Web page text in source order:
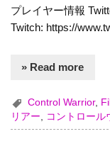
プレイヤー情報
Twitch: https://
» Read more
Control Warrior,
リアー
コントロール